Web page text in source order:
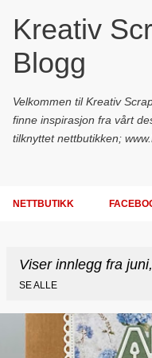
Gå
Kreativ
Blogg
Velkommen til Kreativ
finne inspirasjon fra vårt
tilknyttet nettbutikken;
NETTBUTIKK
Viser innlegg fra
SE ALLE